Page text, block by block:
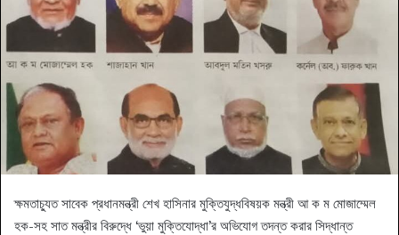
ক্ষমতাচ্যুত সাবেক প্রধানমন্ত্রী শেখ হাসিনার মুক্তিযুদ্ধবিষয়ক মন্ত্রী আ ক ম মোজাম্মেল
হক-সহ সাত মন্ত্রীর বিরুদ্ধে ‘ভুয়া মুক্তিযোদ্ধা’র অভিযোগ তদন্ত করার সিদ্ধান্ত